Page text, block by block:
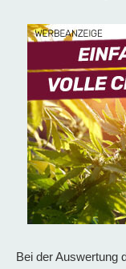
Bei der Auswertung